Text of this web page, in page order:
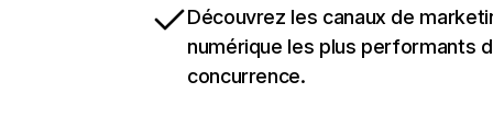
Découvrez les canaux de
numérique les plus performants
concurrence.